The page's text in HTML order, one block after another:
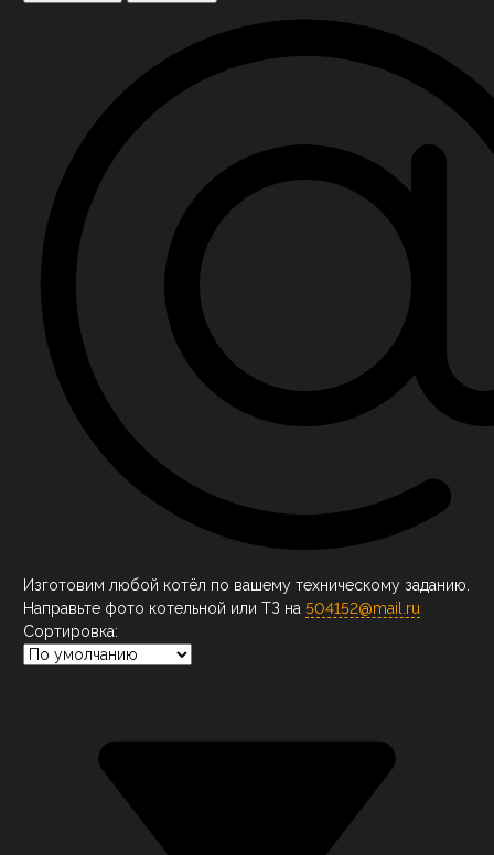
Изготовим любой котёл по вашему техническому заданию.
Направьте фото котельной или ТЗ на 504152@mail.ru
Сортировка: